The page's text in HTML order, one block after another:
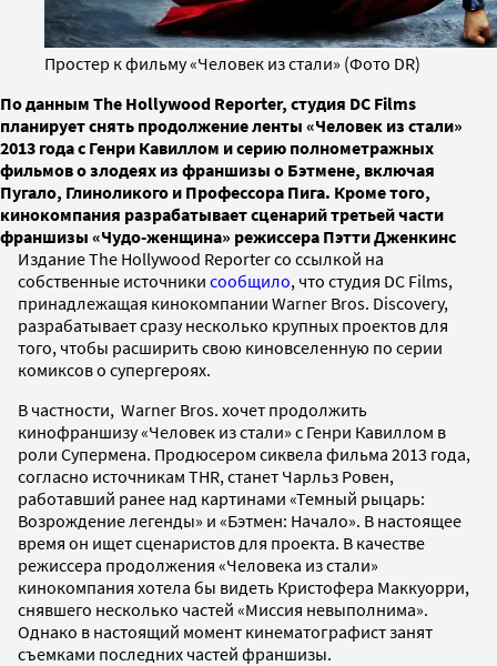
Простер к фильму «Человек из стали» (Фото DR)
По данным The Hollywood Reporter, студия DC Films
планирует снять продолжение ленты «Человек из стали»
2013 года с Генри Кавиллом и серию полнометражных
фильмов о злодеях из франшизы о Бэтмене, включая
Пугало, Глиноликого и Профессора Пига. Кроме того,
кинокомпания разрабатывает сценарий третьей части
франшизы «Чудо-женщина» режиссера Пэтти Дженкинс
Издание The Hollywood Reporter со ссылкой на
собственные источники сообщило, что студия DC Films,
принадлежащая кинокомпании Warner Bros. Discovery,
разрабатывает сразу несколько крупных проектов для
того, чтобы расширить свою киновселенную по серии
комиксов о супергероях.
В частности, Warner Bros. хочет продолжить
кинофраншизу «Человек из стали» с Генри Кавиллом в
роли Супермена. Продюсером сиквела фильма 2013 года,
согласно источникам THR, станет Чарльз Ровен,
работавший ранее над картинами «Темный рыцарь:
Возрождение легенды» и «Бэтмен: Начало». В настоящее
время он ищет сценаристов для проекта. В качестве
режиссера продолжения «Человека из стали»
кинокомпания хотела бы видеть Кристофера Маккуорри,
снявшего несколько частей «Миссия невыполнима».
Однако в настоящий момент кинематографист занят
съемками последних частей франшизы.